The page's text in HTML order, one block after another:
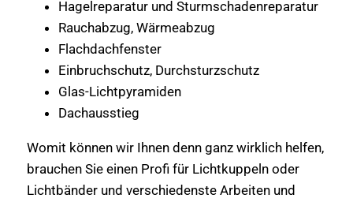
Hagelreparatur und Sturmschadenreparatur
Rauchabzug, Wärmeabzug
Flachdachfenster
Einbruchschutz, Durchsturzschutz
Glas-Lichtpyramiden
Dachausstieg
Womit können wir Ihnen denn ganz wirklich helfen,
brauchen Sie einen Profi für Lichtkuppeln oder
Lichtbänder und verschiedenste Arbeiten und